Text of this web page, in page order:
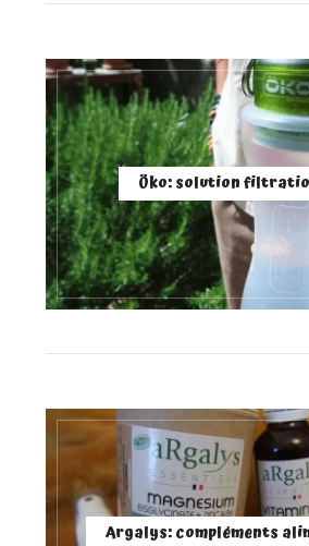
Öko: solution
Argalys: compléments